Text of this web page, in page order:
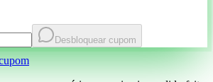
Desbloquear cupom